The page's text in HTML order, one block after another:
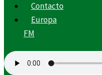
Contacto
Europa
FM